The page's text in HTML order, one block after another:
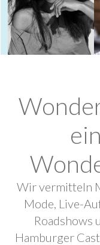
Wir vermitteln
Mode, Live-
Roadshows
Hamburger